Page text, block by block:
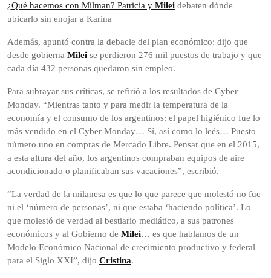
¿Qué hacemos con Milman? Patricia y Milei debaten dónde
ubicarlo sin enojar a Karina
Además, apuntó contra la debacle del plan económico: dijo que
desde gobierna Milei se perdieron 276 mil puestos de trabajo y que
cada día 432 personas quedaron sin empleo.
Para subrayar sus críticas, se refirió a los resultados de Cyber
Monday. “Mientras tanto y para medir la temperatura de la
economía y el consumo de los argentinos: el papel higiénico fue lo
más vendido en el Cyber Monday… Sí, así como lo leés… Puesto
número uno en compras de Mercado Libre. Pensar que en el 2015,
a esta altura del año, los argentinos compraban equipos de aire
acondicionado o planificaban sus vacaciones”, escribió.
“La verdad de la milanesa es que lo que parece que molestó no fue
ni el ‘número de personas’, ni que estaba ‘haciendo política’. Lo
que molestó de verdad al bestiario mediático, a sus patrones
económicos y al Gobierno de Milei… es que hablamos de un
Modelo Económico Nacional de crecimiento productivo y federal
para el Siglo XXI”, dijo Cristina.